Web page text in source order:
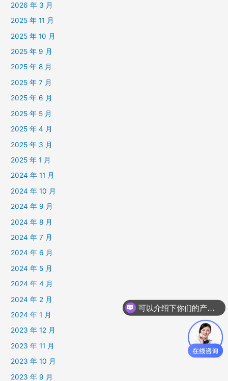
2026 年 3 月
2025 年 11 月
2025 年 10 月
2025 年 9 月
2025 年 8 月
2025 年 7 月
2025 年 6 月
2025 年 5 月
2025 年 4 月
2025 年 3 月
2025 年 1 月
2024 年 11 月
2024 年 10 月
2024 年 9 月
2024 年 8 月
2024 年 7 月
2024 年 6 月
2024 年 5 月
2024 年 4 月
2024 年 2 月
2024 年 1 月
2023 年 12 月
2023 年 11 月
2023 年 10 月
2023 年 9 月
可以介绍下你们的产品么